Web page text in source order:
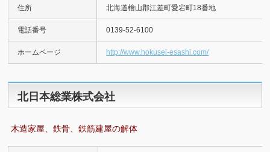
住所 北海道檜山郡江差町愛宕町18番地
電話番号 0139-52-6100
ホームページ http://www.hokusei-esashi.com/
北日本総業株式会社
木造家屋、鉄骨、鉄筋建屋の解体